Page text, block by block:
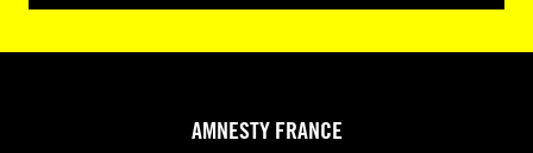
AMNESTY FRANCE